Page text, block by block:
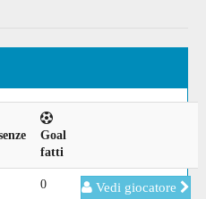
Goal
fatti
0 Vedi giocatore